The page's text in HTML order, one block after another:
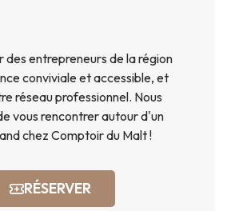
des entrepreneurs de la région
conviviale et accessible, et
réseau professionnel. Nous
vous rencontrer autour d'un
chez Comptoir du Malt !
RÉSERVER